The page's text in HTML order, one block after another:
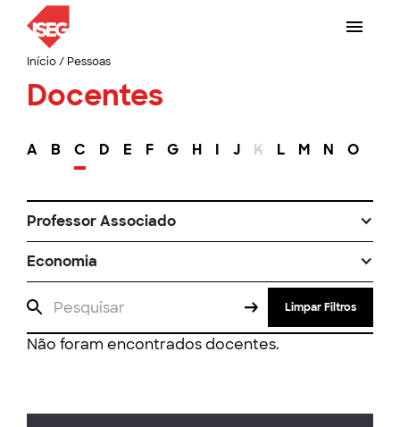
Início/ Pessoas
Docentes
A B C D E F G H I J K L M N O
Professor Associado
Economia
Limpar Filtros
Não foram encontrados docentes.